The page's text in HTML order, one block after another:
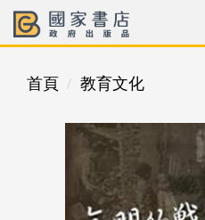
首頁 教育文化